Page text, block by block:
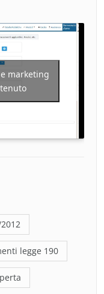
marketing
legge 190